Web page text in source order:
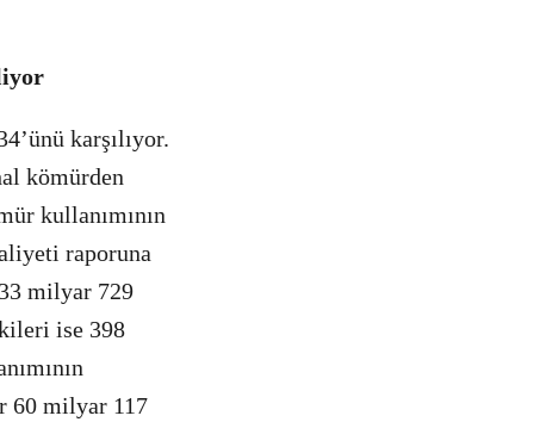
karşılıyor.
kömürden
kullanımının
raporuna
milyar 729
ise 398
60 milyar 117